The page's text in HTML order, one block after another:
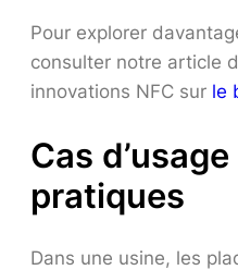
Pour explorer
consulter notre article
innovations NFC sur le
Cas
pratiques
Dans une usine, les